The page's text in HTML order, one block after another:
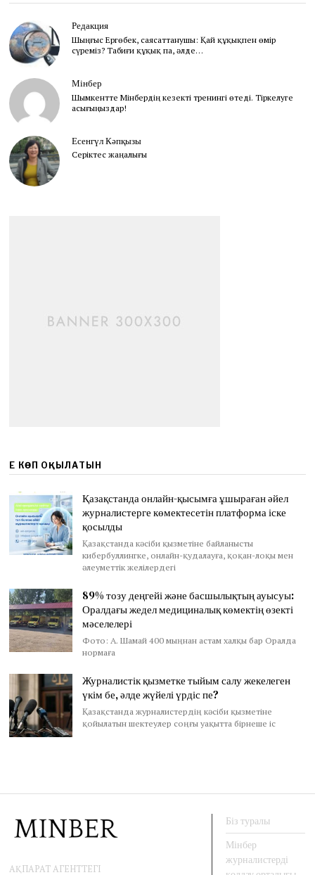
Редакция
Шыңғыс Ергөбек, cаясаттанушы: Қай құқықпен өмір
сүреміз? Табиғи құқық па, әлде…
Мінбер
Шымкентте Мінбердің кезекті тренингі өтеді. Тіркелуге
асығыңыздар!
Есенгүл Кәпқызы
Серіктес жаңалығы
ЕҢ КӨП ОҚЫЛАТЫН
Қазақстанда онлайн-қысымға ұшыраған әйел
журналистерге көмектесетін платформа іске
қосылды
Қазақстанда кәсіби қызметіне байланысты
кибербуллингке, онлайн-қудалауға, қоқан-лоқы мен
әлеуметтік желілердегі
89% тозу деңгейі және басшылықтың ауысуы:
Оралдағы жедел медициналық көмектің өзекті
мәселелері
Фото: А. Шамай 400 мыңнан астам халқы бар Оралда
нормаға
Журналистік қызметке тыйым салу жекелеген
үкім бе, әлде жүйелі үрдіс пе?
Қазақстанда журналистердің кәсіби қызметіне
қойылатын шектеулер соңғы уақытта бірнеше іс
АҚПАРАТ АГЕНТТЕГІ
Біз туралы
Мінбер
журналистерді